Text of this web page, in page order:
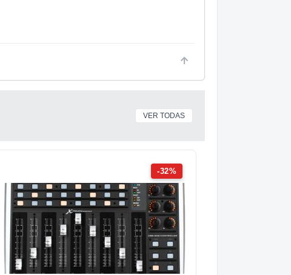
VER TODAS
-32%